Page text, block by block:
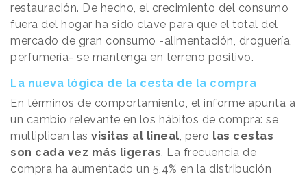
restauración. De hecho, el crecimiento del consumo
fuera del hogar ha sido clave para que el total del
mercado de gran consumo -alimentación, droguería,
perfumería- se mantenga en terreno positivo.
La nueva lógica de la cesta de la compra
En términos de comportamiento, el informe apunta a
un cambio relevante en los hábitos de compra: se
multiplican las visitas al lineal , pero las cestas
son cada vez más ligeras. La frecuencia de
compra ha aumentado un 5,4% en la distribución